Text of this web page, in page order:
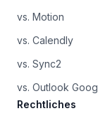
vs. Motion
vs. Calendly
vs. Sync2
vs. Outlook
Rechtliches